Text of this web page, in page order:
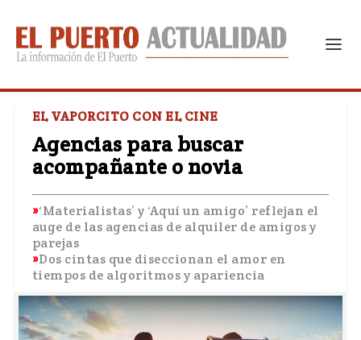
EL VAPORCITO CON EL CINE
Agencias para buscar
acompañante o novia
‘Materialistas’ y ‘Aquí un amigo’ reflejan el
auge de las agencias de alquiler de amigos y
parejas
Dos cintas que diseccionan el amor en
tiempos de algoritmos y apariencia